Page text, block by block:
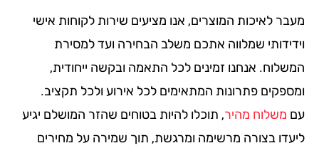
לאיכות המוצרים, אנו מציעים שירות לקוחות אישי
שמלווה אתכם משלב הבחירה ועד למסירת
אנחנו זמינים לכל התאמה ובקשה ייחודית,
פתרונות המתאימים לכל אירוע ולכל תקציב.
משלוח מהיר , תוכלו להיות בטוחים שהזר המושלם יגיע
בצורה מרשימה ומרגשת, תוך שמירה על מחירים